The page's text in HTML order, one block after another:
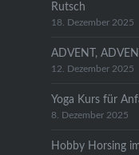
Rutsch
18. Dezember 2025
ADVENT,
12. Dezember 2025
Yoga Kurs für
8. Dezember 2025
Hobby Horsing